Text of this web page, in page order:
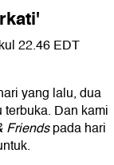
22.46 EDT
yang lalu, dua
Dan kami
Friendspada hari